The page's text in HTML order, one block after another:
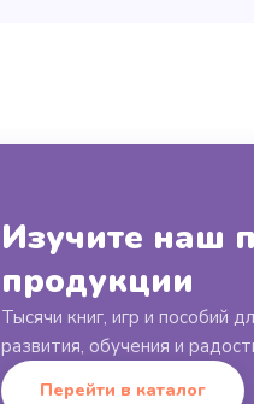
Изучите наш
продукции
Тысячи книг, игр и пособий
развития, обучения и
Перейти в каталог